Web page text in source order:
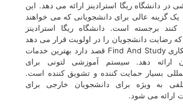
دانشگاه ریگا استرادینز ارائه می دهد. این
یک گزینه عالی برای دانشجویانی که می خواهند
برجسته است. دانشگاه ریگا استرادینز
دانشجویان را در اولویت قرار می دهد
و از این رو با همکاری Find And Study قصد دارد بهترین خدمات
ارائه دهد. سیستم آموزشی لتونی برای
بسیار حمایت کننده و تشویق کننده است.
به ویژه برای دانشجویان خارجی برای
ارائه می شود.